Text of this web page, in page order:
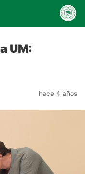
UM:
hace 4 años